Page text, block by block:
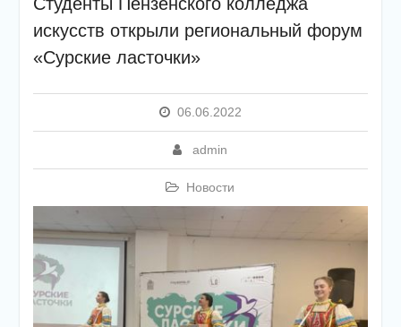
искусств открыли региональный форум
«Сурские ласточки»
06.06.2022
admin
Новости